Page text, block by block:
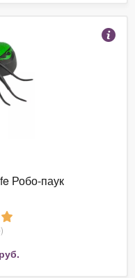
Робо-паук
руб.